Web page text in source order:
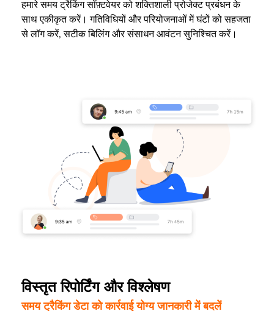
हमारे समय ट्रैकिंग सॉफ़्टवेयर को शक्तिशाली प्रोजेक्ट प्रबंधन के
साथ एकीकृत करें। गतिविधियों और परियोजनाओं में घंटों को सहजता
से लॉग करें, सटीक बिलिंग और संसाधन आवंटन सुनिश्चित करें।
विस्तृत रिपोर्टिंग और विश्लेषण
समय ट्रैकिंग डेटा को कार्रवाई योग्य जानकारी में बदलें